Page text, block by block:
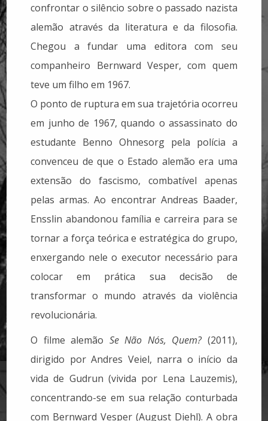
confrontar o silêncio sobre o passado nazista
alemão através da literatura e da filosofia.
Chegou a fundar uma editora com seu
companheiro Bernward Vesper, com quem
teve um filho em 1967.
O ponto de ruptura em sua trajetória ocorreu
em junho de 1967, quando o assassinato do
estudante Benno Ohnesorg pela polícia a
convenceu de que o Estado alemão era uma
extensão do fascismo, combatível apenas
pelas armas. Ao encontrar Andreas Baader,
Ensslin abandonou família e carreira para se
tornar a força teórica e estratégica do grupo,
enxergando nele o executor necessário para
colocar em prática sua decisão de
transformar o mundo através da violência
revolucionária.
O filme alemão Se Não Nós, Quem?(2011),
dirigido por Andres Veiel, narra o início da
vida de Gudrun (vivida por Lena Lauzemis),
concentrando-se em sua relação conturbada
com Bernward Vesper (August Diehl). A obra